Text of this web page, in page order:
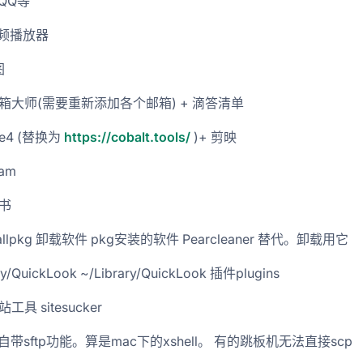
播放器
大师(需要重新添加各个邮箱) + 滴答清单
(替换为 https://cobalt.tools/)+ 剪映
卸载软件 pkg安装的软件 Pearcleaner 替代。卸载用它
QuickLook ~/Library/QuickLook 插件plugins
工具 sitesucker
带sftp功能。算是mac下的xshell。 有的跳板机无法直接scp